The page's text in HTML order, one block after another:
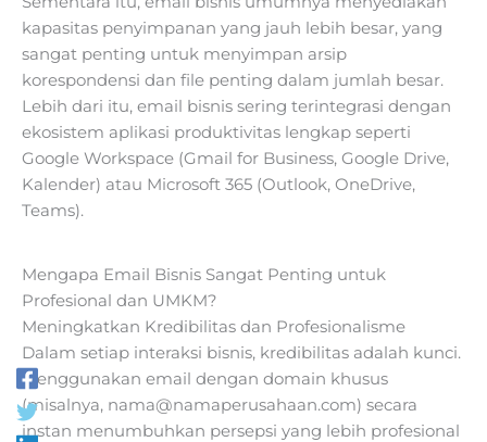
kapasitas penyimpanan yang jauh lebih besar, yang
sangat penting untuk menyimpan arsip
korespondensi dan file penting dalam jumlah besar.
Lebih dari itu, email bisnis sering terintegrasi dengan
ekosistem aplikasi produktivitas lengkap seperti
Google Workspace (Gmail for Business, Google Drive,
Kalender) atau Microsoft 365 (Outlook, OneDrive,
Teams).
Mengapa Email Bisnis Sangat Penting untuk
Profesional dan UMKM?
Meningkatkan Kredibilitas dan Profesionalisme
Dalam setiap interaksi bisnis, kredibilitas adalah kunci.
Menggunakan email dengan domain khusus
(misalnya, nama@namaperusahaan.com) secara
instan menumbuhkan persepsi yang lebih profesional